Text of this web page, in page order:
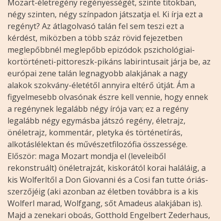
Mozart-életregény regényességét, szinte titokban,
négy szinten, négy színpadon játszatja el. Ki írja ezt a
regényt? Az átlagolvasó talán fel sem teszi ezt a
kérdést, miközben a több száz rövid fejezetben
meglepőbbnél meglepőbb epizódok pszichológiai-
kortörténeti-pittoreszk-pikáns labirintusait járja be, az
európai zene talán legnagyobb alakjának a nagy
alakok szokvány-életétől annyira eltérő útját. Ám a
figyelmesebb olvasónak észre kell vennie, hogy ennek
a regénynek legalább négy írója van; ez a regény
legalább négy egymásba játszó regény, életrajz,
önéletrajz, kommentár, pletyka és történetírás,
alkotáslélektan és művészetfilozófia összessége.
Először: maga Mozart mondja el (leveleiből
rekonstruált) önéletrajzát, kiskorától korai haláláig, a
kis Wolferltől a Don Giovanni és a Cosi fan tutte óriás-
szerzőjéig (aki azonban az életben továbbra is a kis
Wolferl marad, Wolfgang, sőt Amadeus alakjában is).
Majd a zenekari oboás, Gotthold Engelbert Zederhaus,